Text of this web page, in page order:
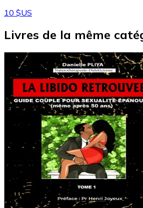
10 $US
Livres de la même